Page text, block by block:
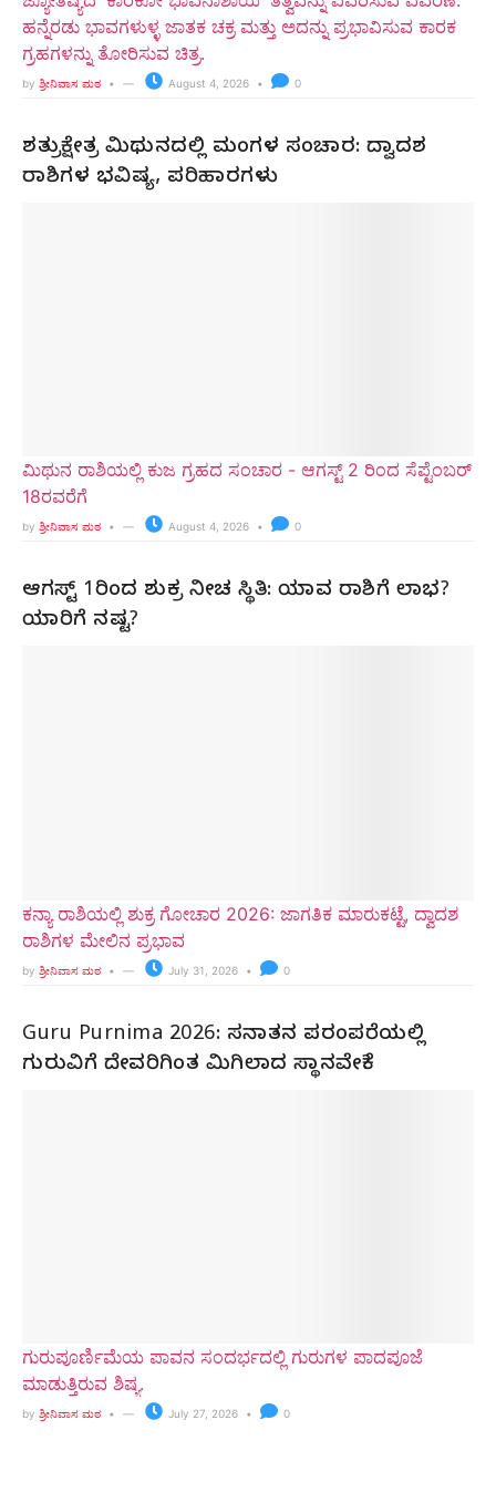
ಹನ್ನೆರಡು ಭಾವಗಳುಳ್ಳ ಜಾತಕ ಚಕ್ರ ಮತ್ತು ಅದನ್ನು ಪ್ರಭಾವಿಸುವ ಕಾರಕ
ಗ್ರಹಗಳನ್ನು ತೋರಿಸುವ ಚಿತ್ರ.
by ಶ್ರೀನಿವಾಸ ಮಠ August 4, 2026 0
ಶತ್ರುಕ್ಷೇತ್ರ ಮಿಥುನದಲ್ಲಿ ಮಂಗಳ ಸಂಚಾರ: ದ್ವಾದಶ
ರಾಶಿಗಳ ಭವಿಷ್ಯ, ಪರಿಹಾರಗಳು
ಮಿಥುನ ರಾಶಿಯಲ್ಲಿ ಕುಜ ಗ್ರಹದ ಸಂಚಾರ - ಆಗಸ್ಟ್ 2 ರಿಂದ ಸೆಪ್ಟೆಂಬರ್
18ರವರೆಗೆ
by ಶ್ರೀನಿವಾಸ ಮಠ August 4, 2026 0
ಆಗಸ್ಟ್ 1ರಿಂದ ಶುಕ್ರ ನೀಚ ಸ್ಥಿತಿ: ಯಾವ ರಾಶಿಗೆ ಲಾಭ?
ಯಾರಿಗೆ ನಷ್ಟ?
ಕನ್ಯಾ ರಾಶಿಯಲ್ಲಿ ಶುಕ್ರ ಗೋಚಾರ 2026: ಜಾಗತಿಕ ಮಾರುಕಟ್ಟೆ, ದ್ವಾದಶ
ರಾಶಿಗಳ ಮೇಲಿನ ಪ್ರಭಾವ
by ಶ್ರೀನಿವಾಸ ಮಠ July 31, 2026 0
Guru Purnima 2026: ಸನಾತನ ಪರಂಪರೆಯಲ್ಲಿ
ಗುರುವಿಗೆ ದೇವರಿಗಿಂತ ಮಿಗಿಲಾದ ಸ್ಥಾನವೇಕೆ?
ಗುರುಪೂರ್ಣಿಮೆಯ ಪಾವನ ಸಂದರ್ಭದಲ್ಲಿ ಗುರುಗಳ ಪಾದಪೂಜೆ
ಮಾಡುತ್ತಿರುವ ಶಿಷ್ಯ.
by ಶ್ರೀನಿವಾಸ ಮಠ July 27, 2026 0